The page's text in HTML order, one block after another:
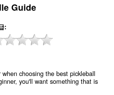
Guide
choosing the best pickleball
you'll want something that is